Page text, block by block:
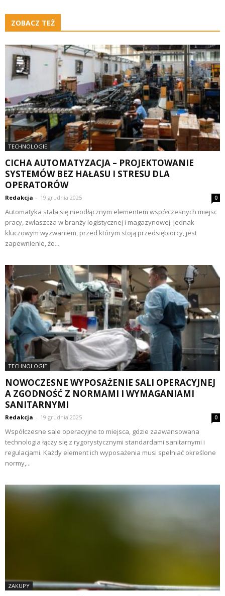
ZOBACZ TEŻ
TECHNOLOGIE
CICHA AUTOMATYZACJA – PROJEKTOWANIE
SYSTEMÓW BEZ HAŁASU I STRESU DLA
OPERATORÓW
Redakcja - 19 grudnia 2025 0
Automatyka stała się nieodłącznym elementem współczesnych miejsc
pracy, zwłaszcza w branży logistycznej i magazynowej. Jednak
kluczowym wyzwaniem, przed którym stoją przedsiębiorcy, jest
zapewnienie, że...
TECHNOLOGIE
NOWOCZESNE WYPOSAŻENIE SALI OPERACYJNEJ
A ZGODNOŚĆ Z NORMAMI I WYMAGANIAMI
SANITARNYMI
Redakcja - 19 grudnia 2025 0
Współczesne sale operacyjne to miejsca, gdzie zaawansowana
technologia łączy się z rygorystycznymi standardami sanitarnymi i
regulacjami. Każdy element ich wyposażenia musi spełniać określone
normy,...
ZAKUPY